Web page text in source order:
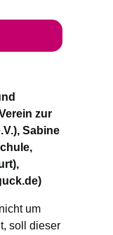
zur
Sabine
um
soll dieser